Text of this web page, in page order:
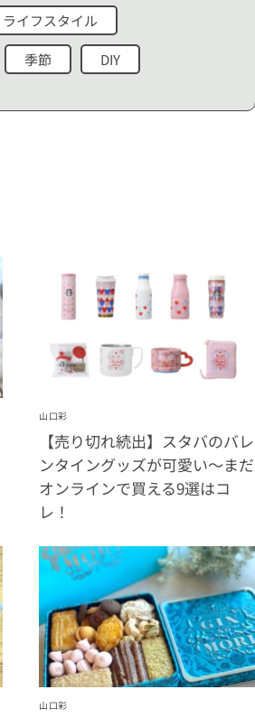
ライフスタイル
季節 DIY
山口彩
【売り切れ続出】スタバのバレ
ンタイングッズが可愛い〜まだ
オンラインで買える9選はコ
レ！
山口彩